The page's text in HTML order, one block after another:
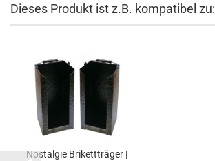
Dieses Produkt ist z.B. kompatibel zu:
Nostalgie Brikettträger |